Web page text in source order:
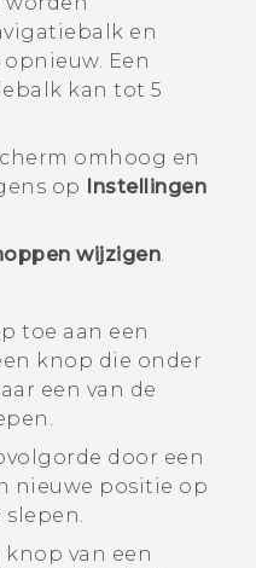
en
Een
kan tot 5
omhoog en
op
Instellingen
wijzigen.
toe aan een
knop die onder
een van de
door een
nieuwe positie op
slepen.
van een